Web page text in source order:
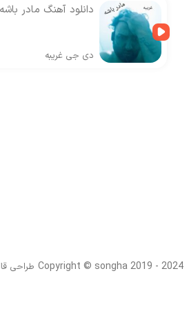
دانلود آهنگ مادر
دی جی غریبه
Copyright © songha 2019 - 2024 طراحی